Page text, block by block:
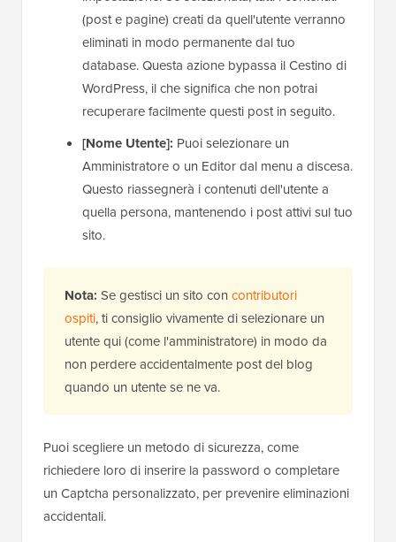
(post e pagine) creati da quell'utente verranno
eliminati in modo permanente dal tuo
database. Questa azione bypassa il Cestino di
WordPress, il che significa che non potrai
recuperare facilmente questi post in seguito.
[Nome Utente]: Puoi selezionare un
Amministratore o un Editor dal menu a discesa.
Questo riassegnerà i contenuti dell'utente a
quella persona, mantenendo i post attivi sul tuo
sito.
Nota: Se gestisci un sito con contributori
ospiti, ti consiglio vivamente di selezionare un
utente qui (come l'amministratore) in modo da
non perdere accidentalmente post del blog
quando un utente se ne va.
Puoi scegliere un metodo di sicurezza, come
richiedere loro di inserire la password o completare
un Captcha personalizzato, per prevenire eliminazioni
accidentali.